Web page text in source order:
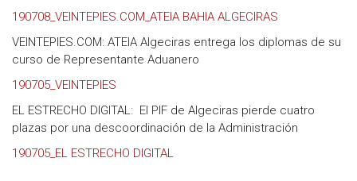
190708_VEINTEPIES.COM_ATEIA BAHIA ALGECIRAS
VEINTEPIES.COM: ATEIA Algeciras entrega los diplomas de su
curso de Representante Aduanero
190705_VEINTEPIES
EL ESTRECHO DIGITAL: El PIF de Algeciras pierde cuatro
plazas por una descoordinación de la Administración
190705_EL ESTRECHO DIGITAL